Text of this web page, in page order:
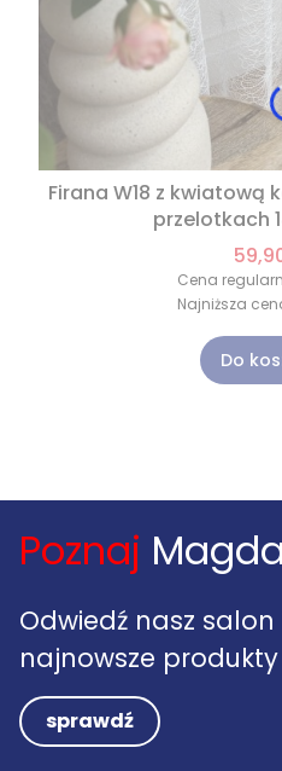
Firana W18 z kwiatową
przelotkach
Cena
Najniższa
Do
Poznaj
Odwiedź nasz
najnowsze produkty
sprawdź